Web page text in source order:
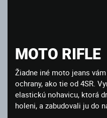
MOTO RIFLE
Žiadne iné moto jeans
ochrany, ako tie od 4SR.
elastickú nohavicu, ktorá
holeni, a zabudovali ju do